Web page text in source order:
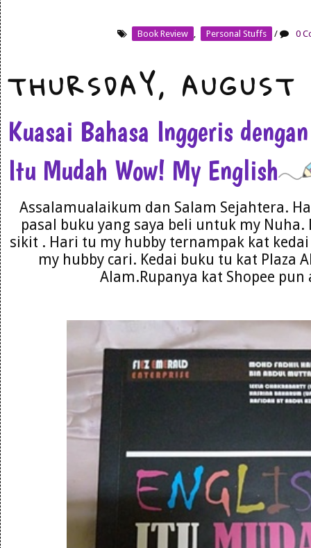
Book Review Personal Stuffs / 0
THURSDAY,
Kuasai Bahasa Inggeris
Itu Mudah Wow! My English
Assalamualaikum dan Salam Sejahtera.
pasal buku yang saya beli untuk my
sikit . Hari tu my hubby ternampak kat
my hubby cari. Kedai buku tu kat Plaza
Alam.Rupanya kat Shopee pun